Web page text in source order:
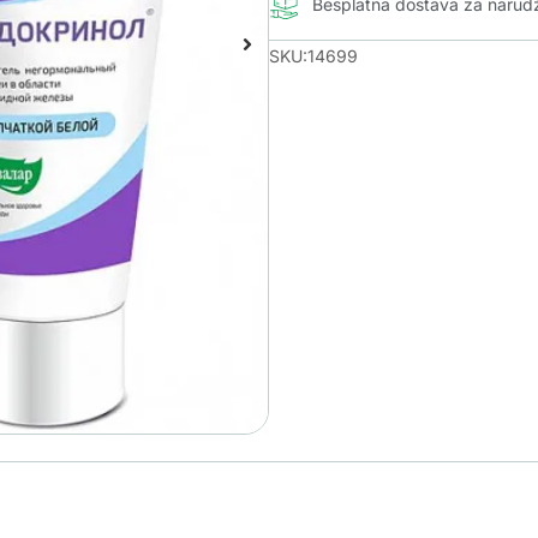
Besplatna dostava za
SKU:14699